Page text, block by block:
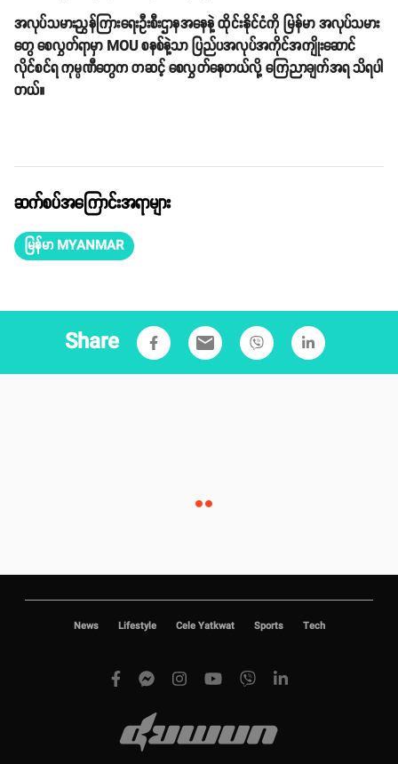
အလုပ်သမားညွှန်ကြားရေးဦးစီးဌာနအနေနဲ့ ထိုင်းနိုင်ငံကို မြန်မာ အလုပ်သမား
တွေ စေလွှတ်ရာမှာ MOU စနစ်နဲ့သာ ပြည်ပအလုပ်အကိုင်အကျိုးဆောင်
လိုင်စင်ရ ကုမ္ပဏီတွေက တဆင့် စေလွှတ်နေတယ်လို့ ကြေညာချက်အရ သိရပါ
တယ်။
ဆက်စပ်အကြောင်းအရာများ
မြန်မာ MYANMAR
Share email
News Lifestyle Cele Yatkwat Sports Tech